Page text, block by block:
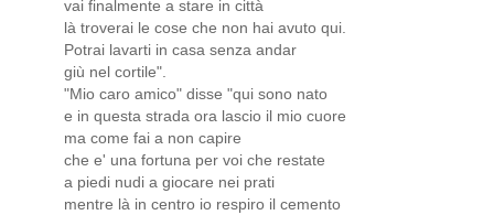
vai finalmente a stare in città
là troverai le cose che non hai avuto qui.
Potrai lavarti in casa senza andar
giù nel cortile".
"Mio caro amico" disse "qui sono nato
e in questa strada ora lascio il mio cuore
ma come fai a non capire
che e' una fortuna per voi che restate
a piedi nudi a giocare nei prati
mentre là in centro io respiro il cemento